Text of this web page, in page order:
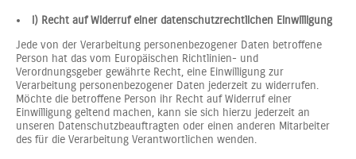
i) Recht auf Widerruf einer datenschutzrechtlichen Einwilligung
Jede von der Verarbeitung personenbezogener Daten betroffene
Person hat das vom Europäischen Richtlinien- und
Verordnungsgeber gewährte Recht, eine Einwilligung zur
Verarbeitung personenbezogener Daten jederzeit zu widerrufen.
Möchte die betroffene Person ihr Recht auf Widerruf einer
Einwilligung geltend machen, kann sie sich hierzu jederzeit an
unseren Datenschutzbeauftragten oder einen anderen Mitarbeiter
des für die Verarbeitung Verantwortlichen wenden.